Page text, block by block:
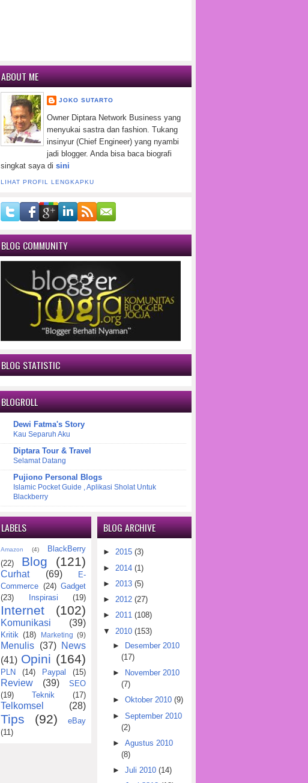
ABOUT ME
JOKO SUTARTO
Owner Diptara Network Business yang
menyukai sastra dan fashion. Tukang
insinyur (Chief Engineer) yang nyambi
jadi blogger. Anda bisa baca biografi
singkat saya di sini
LIHAT PROFIL LENGKAPKU
BLOG COMMUNITY
BLOG STATISTIC
BLOGROLL
Dewi Fatma's Story
Kau Separuh Aku
Diptara Tour & Travel
Selamat Datang
Pujiono Personal Blogs
Islamic Pocket Guide , Aplikasi Sholat Untuk
Blackberry
LABELS
Amazon (4)
BlackBerry
(22)
Blog (121)
Curhat (69)
E-
Commerce (24) Gadget
(23)
Inspirasi (19)
Internet (102)
Komunikasi (39)
Kritik (18) Marketing (9)
Menulis (37)
News
(41) Opini (164)
PLN (14) Paypal (15)
Review (39)
SEO
(19)
Teknik (17)
Telkomsel (28)
Tips (92)
eBay
(11)
BLOG ARCHIVE
►2015 (3)
► 2014 (1)
► 2013 (5)
►2012 (27)
►2011 (108)
▼
2010 (153)
►
Desember 2010
(17)
►
November 2010
(7)
► Oktober 2010 (9)
► September 2010
(2)
► Agustus 2010
(8)
► Juli 2010 (14)